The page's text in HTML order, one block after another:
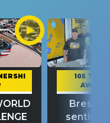
105 TAKE
AWAY
Bresh: